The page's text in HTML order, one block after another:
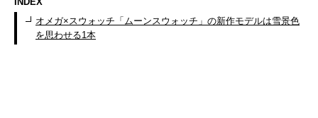
オメガ×スウォッチ「ムーンスウォッチ」の新作モデルは雪景色
を思わせる1本